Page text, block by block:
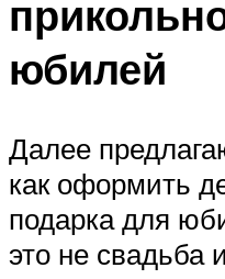
юбилей
Далее
как оформить
подарка для
это не свадьба